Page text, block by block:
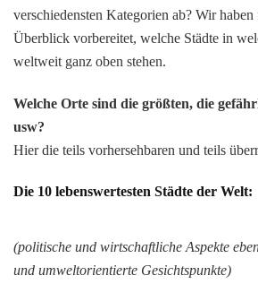
verschiedensten Kategorien ab? Wir
Überblick vorbereitet, welche Städte in
weltweit ganz oben stehen.
Welche Orte sind die größten, die
usw?
Hier die teils vorhersehbaren und teils
Die 10 lebenswertesten Städte der Welt:
(politische und wirtschaftliche Aspekte
und umweltorientierte Gesichtspunkte)